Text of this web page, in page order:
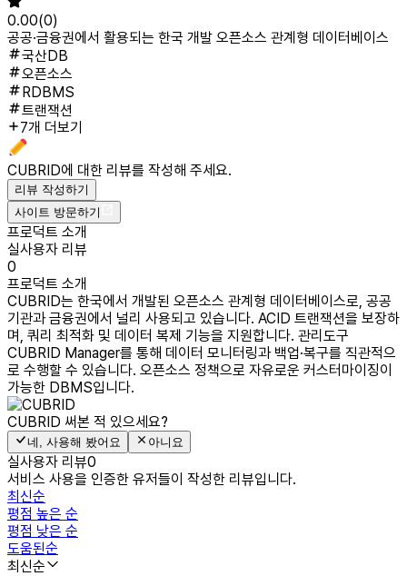
0.00(0)
공공·금융권에서 활용되는 한국 개발 오픈소스 관계형 데이터베이스
국산DB
오픈소스
RDBMS
트랜잭션
7개 더보기
CUBRID에 대한 리뷰를 작성해 주세요.
리뷰 작성하기
사이트 방문하기
프로덕트 소개
실사용자 리뷰
0
프로덕트 소개
CUBRID는 한국에서 개발된 오픈소스 관계형 데이터베이스로, 공공
기관과 금융권에서 널리 사용되고 있습니다. ACID 트랜잭션을 보장하
며, 쿼리 최적화 및 데이터 복제 기능을 지원합니다. 관리도구
CUBRID Manager를 통해 데이터 모니터링과 백업·복구를 직관적으
로 수행할 수 있습니다. 오픈소스 정책으로 자유로운 커스터마이징이
가능한 DBMS입니다.
CUBRID 써본 적 있으세요?
네, 사용해 봤어요 아니요
실사용자 리뷰0
서비스 사용을 인증한 유저들이 작성한 리뷰입니다.
최신순
평점 높은 순
평점 낮은 순
도움된순
최신순